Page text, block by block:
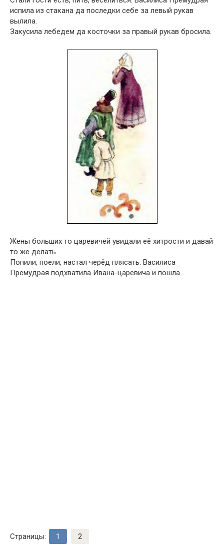
испила из стакана да последки себе за левый рукав
вылила.
Закусила лебедем да косточки за правый рукав бросила.
Жены больших то царевичей увидали её хитрости и давай
то же делать.
Попили, поели, настал черёд плясать. Василиса
Премудрая подхватила Ивана-царевича и пошла.
Страницы: 1 2